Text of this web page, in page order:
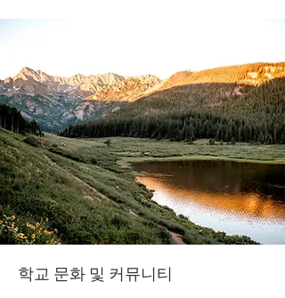
학교 문화 및 커뮤니티